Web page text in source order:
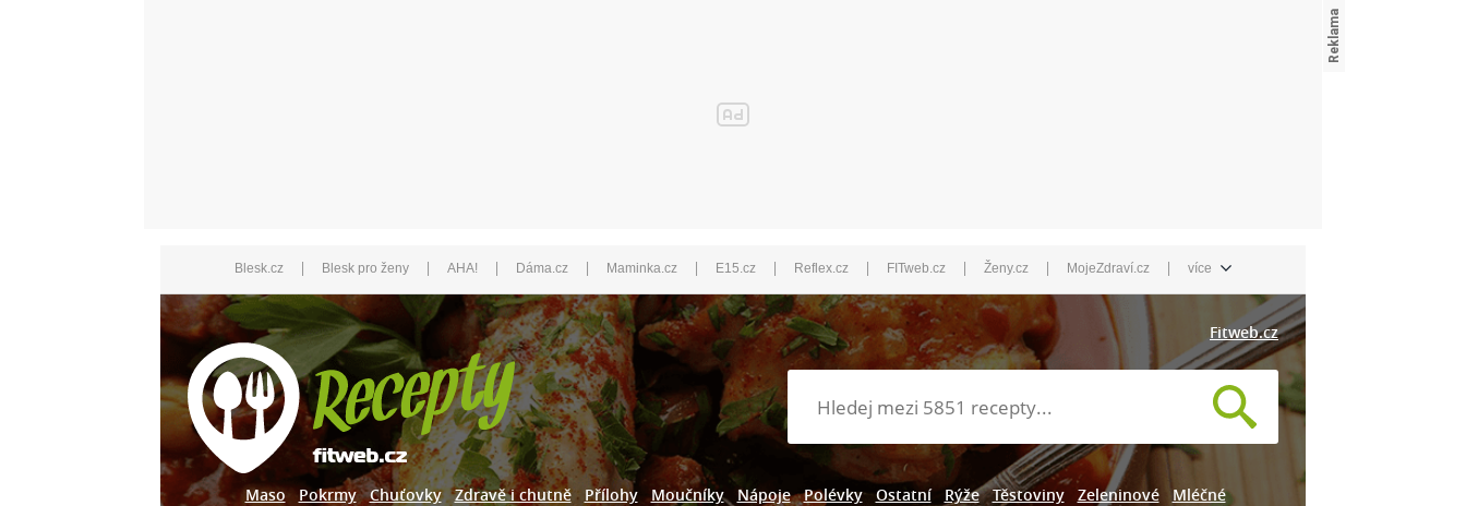
Blesk.cz | Blesk pro ženy | AHA! | Dáma.cz | Maminka.cz | E15.cz | Reflex.cz | FITweb.cz | Ženy.cz | MojeZdraví.cz | více
Fitweb.cz
Maso Pokrmy Chuťovky Zdravě i chutně Přílohy Moučníky Nápoje Polévky Ostatní Rýže Těstoviny Zeleninové Mléčné